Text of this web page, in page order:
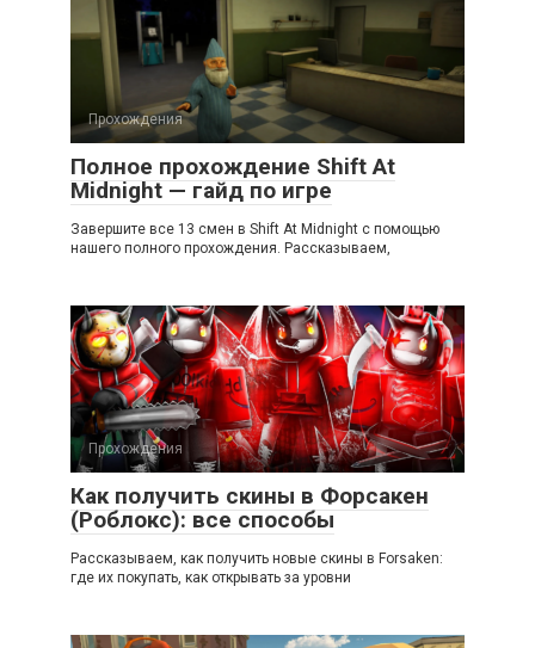
Прохождения
Полное прохождение Shift At
Midnight — гайд по игре
Завершите все 13 смен в Shift At Midnight с помощью
нашего полного прохождения. Рассказываем,
Прохождения
Как получить скины в Форсакен
(Роблокс): все способы
Рассказываем, как получить новые скины в Forsaken:
где их покупать, как открывать за уровни